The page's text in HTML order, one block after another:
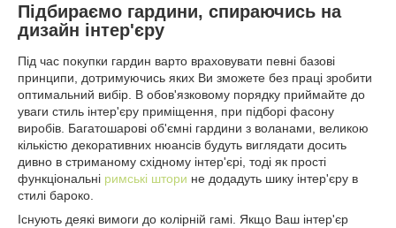
Підбираємо гардини, спираючись на
дизайн інтер'єру
Під час покупки гардин варто враховувати певні базові
принципи, дотримуючись яких Ви зможете без праці зробити
оптимальний вибір. В обов'язковому порядку приймайте до
уваги стиль інтер'єру приміщення, при підборі фасону
виробів. Багатошарові об'ємні гардини з воланами, великою
кількістю декоративних нюансів будуть виглядати досить
дивно в стриманому східному інтер'єрі, тоді як прості
функціональні римські штори не додадуть шику інтер'єру в
стилі бароко.
Існують деякі вимоги до колірній гамі. Якщо Ваш інтер'єр